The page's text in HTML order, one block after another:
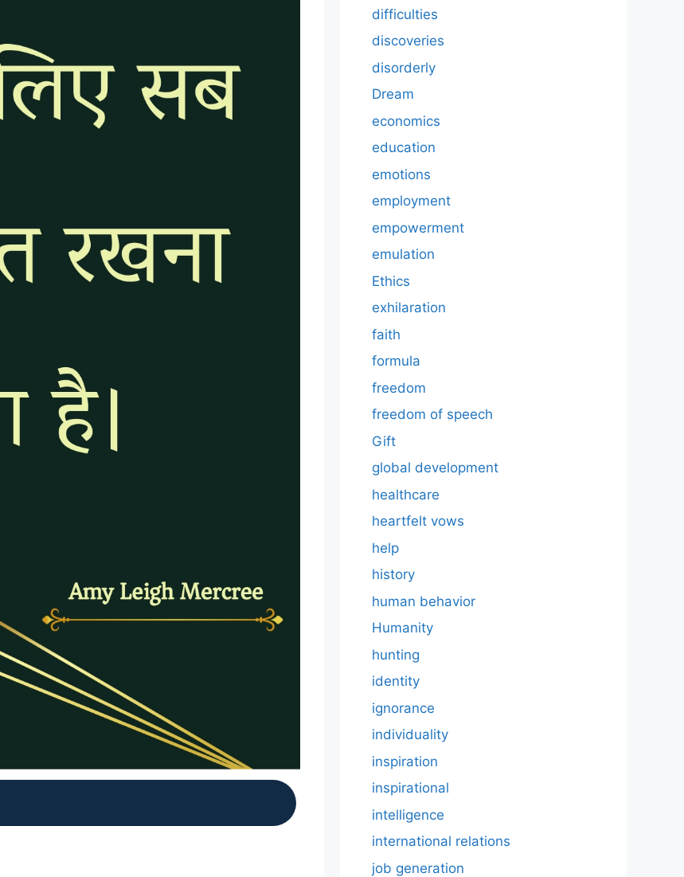
difficulties
discoveries
disorderly
Dream
economics
education
emotions
employment
empowerment
emulation
Ethics
exhilaration
faith
formula
freedom
freedom of speech
Gift
global development
healthcare
heartfelt vows
help
history
human behavior
Humanity
hunting
identity
ignorance
individuality
inspiration
inspirational
intelligence
international relations
job generation